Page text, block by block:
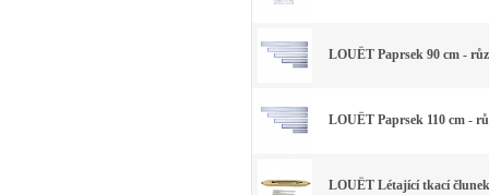
LOUËT Paprsek 90 cm -
LOUËT Paprsek 110 cm -
LOUËT Létající tkací